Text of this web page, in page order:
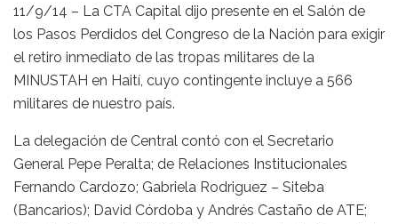
11/9/14 – La CTA Capital dijo presente en el Salón de
los Pasos Perdidos del Congreso de la Nación para exigir
el retiro inmediato de las tropas militares de la
MINUSTAH en Haití, cuyo contingente incluye a 566
militares de nuestro país.
La delegación de Central contó con el Secretario
General Pepe Peralta; de Relaciones Institucionales
Fernando Cardozo; Gabriela Rodriguez – Siteba
(Bancarios); David Córdoba y Andrés Castaño de ATE;